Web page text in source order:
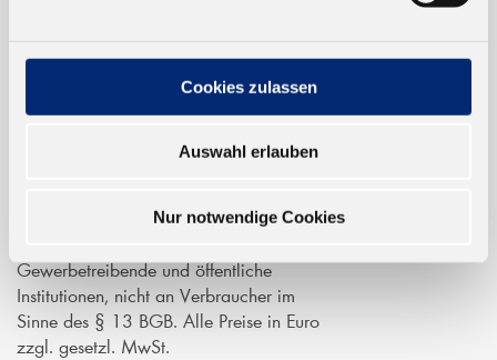
Cookies zulassen
Auswahl erlauben
Nur notwendige Cookies
TRUSTED SHOP
Gewerbetreibende und öffentliche
Institutionen, nicht an Verbraucher im
Sinne des § 13 BGB. Alle Preise in Euro
zzgl. gesetzl. MwSt.